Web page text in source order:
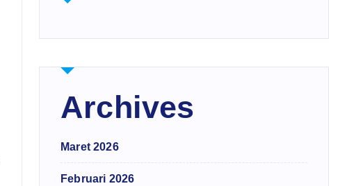
Archives
Maret 2026
Februari 2026